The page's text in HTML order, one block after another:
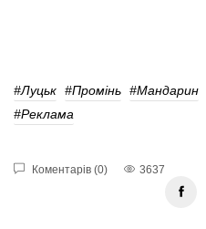
#Луцьк #Промінь #Мандарин
#реклама
Коментарів (0) 3637